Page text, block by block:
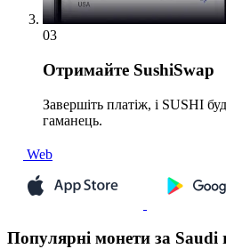
03
Отримайте SushiSwap
Завершіть платіж, і SUSHI
гаманець.
Web
Популярні монети за Saudi